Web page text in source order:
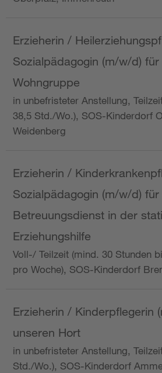
Erzieherin /
Sozialpädagogin (m/w/d)
Wohngruppe
in unbefristeter Anstellung,
38,5 Std./Wo.), SOS-Kinderdorf
Weidenberg
Erzieherin /
Sozialpädagogin (m/w/d) für
Betreuungsdienst in der
Erziehungshilfe
Voll-/ Teilzeit (mind. 30 Stunden
pro Woche), SOS-Kinderdorf
Erzieherin / Kinderpflegerin
unseren Hort
in unbefristeter Anstellung,
Std./Wo.), SOS-Kinderdorf